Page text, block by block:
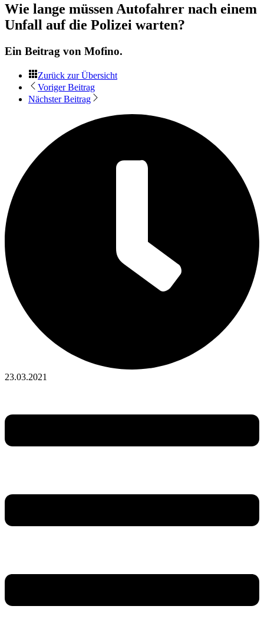
Wie lange müssen Autofahrer nach einem
Unfall auf die Polizei warten?
Ein Beitrag von Mofino.
Zurück zur Übersicht
Voriger Beitrag
Nächster Beitrag
23.03.2021